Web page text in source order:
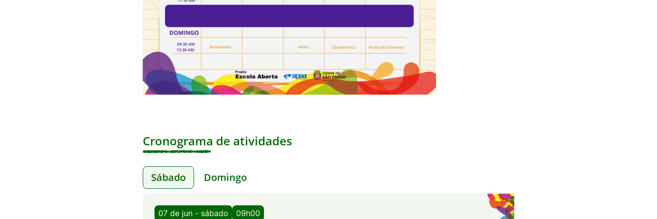
Cronograma de atividades
Sábado Domingo
07 de jun - sábado 09h00